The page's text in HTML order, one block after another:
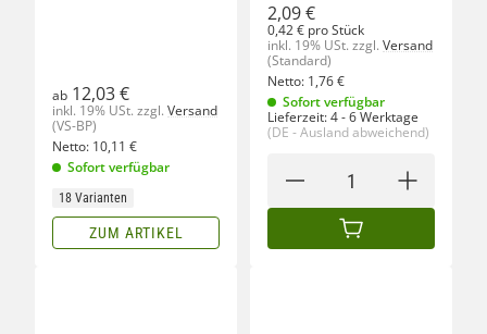
ab 12,03 €
inkl. 19% USt. zzgl. Versand
(VS-BP)
Netto: 10,11 €
Sofort verfügbar
18 Varianten
ZUM ARTIKEL
2,09 €
0,42 € pro Stück
inkl. 19% USt. zzgl. Versand
(Standard)
Netto: 1,76€
Sofort verfügbar
Lieferzeit:4 - 6 Werktage
(DE - Ausland abweichend)
IN DEN WARENKORB